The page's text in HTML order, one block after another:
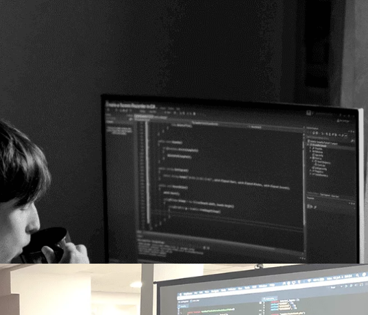
dans le monde, si bien que son accès a explosé ces dernières années,
de notre société actuelle. Nos habitudes évoluent et doivent
survivre à la canicule en télé-travail
il fait chaud, trop chaud. Si chaud que les habitants du nord de la